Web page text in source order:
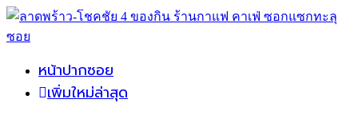
หน้าปากซอย
เพิ่มใหม่ล่าสุด